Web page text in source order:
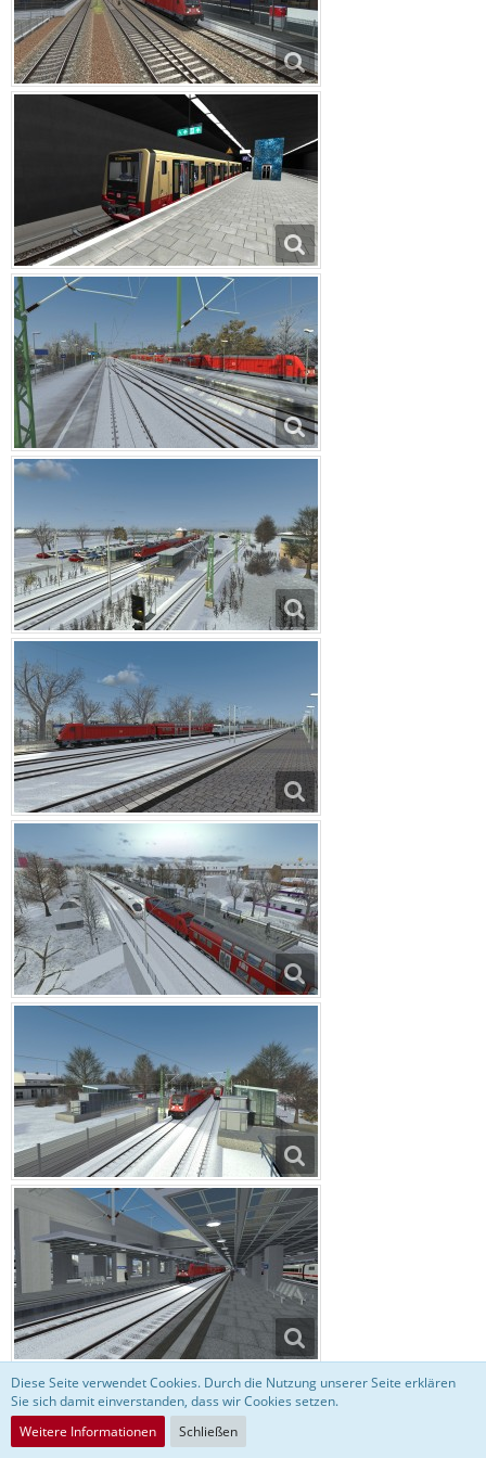
Der Simulations & Spiele Screenshot Thread (Regeln
Diese Seite verwendet Cookies. Durch die Nutzung unserer Seite erklären
Sie sich damit einverstanden, dass wir Cookies setzen.
Weitere Informationen
Schließen